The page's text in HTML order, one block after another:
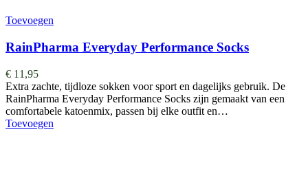
Toevoegen
RainPharma Everyday Performance Socks
€ 11,95
Extra zachte, tijdloze sokken voor sport en dagelijks gebruik. De
RainPharma Everyday Performance Socks zijn gemaakt van een
comfortabele katoenmix, passen bij elke outfit en…
Toevoegen